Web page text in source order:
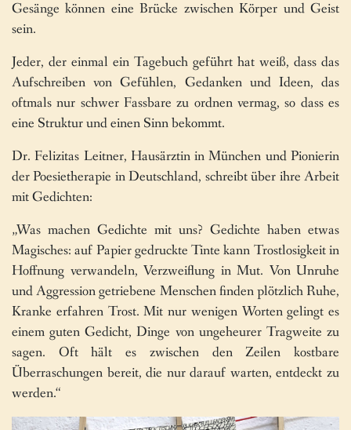
Gesänge können eine Brücke zwischen Körper und Geist
sein.
Jeder, der einmal ein Tagebuch geführt hat weiß, dass das
Aufschreiben von Gefühlen, Gedanken und Ideen, das
oftmals nur schwer Fassbare zu ordnen vermag, so dass es
eine Struktur und einen Sinn bekommt.
Dr. Felizitas Leitner, Hausärztin in München und Pionierin
der Poesietherapie in Deutschland, schreibt über ihre Arbeit
mit Gedichten:
„Was machen Gedichte mit uns? Gedichte haben etwas
Magisches: auf Papier gedruckte Tinte kann Trostlosigkeit in
Hoffnung verwandeln, Verzweiflung in Mut. Von Unruhe
und Aggression getriebene Menschen finden plötzlich Ruhe,
Kranke erfahren Trost. Mit nur wenigen Worten gelingt es
einem guten Gedicht, Dinge von ungeheurer Tragweite zu
sagen. Oft hält es zwischen den Zeilen kostbare
Überraschungen bereit, die nur darauf warten, entdeckt zu
werden.“